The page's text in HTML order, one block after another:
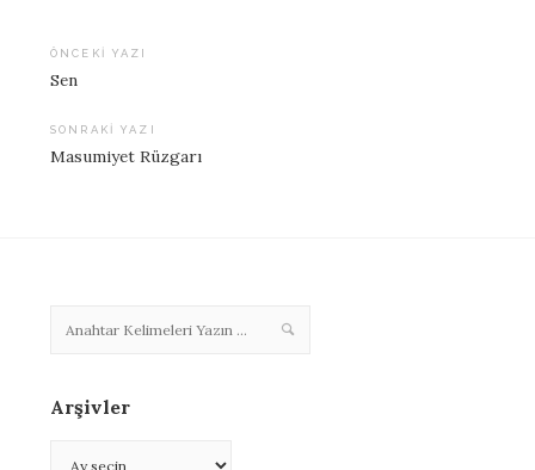
dolaşımı
ÖNCEKI YAZI
Sen
SONRAKI YAZI
Masumiyet Rüzgarı
Arşivler